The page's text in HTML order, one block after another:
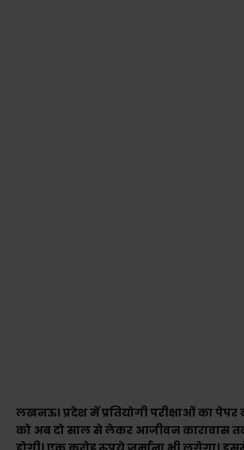
लखनऊ। प्रदेश में प्रतियोगी परीक्षाओं का
को अब दो साल से लेकर आजीवन कारावास